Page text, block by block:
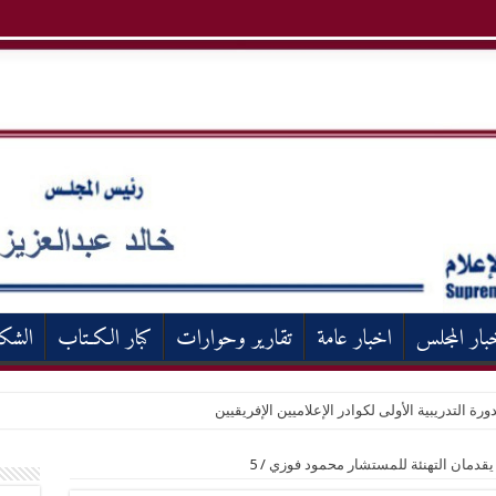
المجلس اخبار عامة تقارير وحوارات كبار الكـتاب
التدريبية الأولى لكوادر الإعلاميين الإفريقيين
يقدمان التهنئة للمستشار محمود فوزي /
5